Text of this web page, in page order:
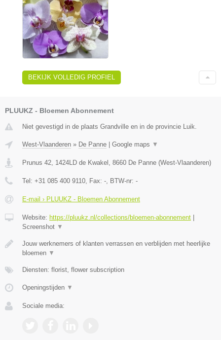
BEKIJK VOLLEDIG PROFIEL
PLUUKZ - Bloemen Abonnement
Niet gevestigd in de plaats Grandville en in de provincie Luik.
West-Vlaanderen » De Panne Google maps ▼
Prunus 42, 1424LD de Kwakel , 8660 De Panne (West-Vlaanderen)
Tel: +31 085 400 9110, Fax: -, BTW-nr: -
E-mail › PLUUKZ - Bloemen Abonnement
Website: https://pluukz.nl/collections/bloemen-abonnement
Screenshot ▼
Jouw werknemers of klanten verrassen en verblijden met heerlijke
bloemen ▼
Diensten: florist, flower subscription
Openingstijden ▼
Sociale media: